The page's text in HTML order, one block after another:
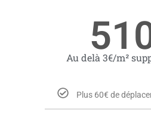
Au delà 3€/m²
Plus 60€ de